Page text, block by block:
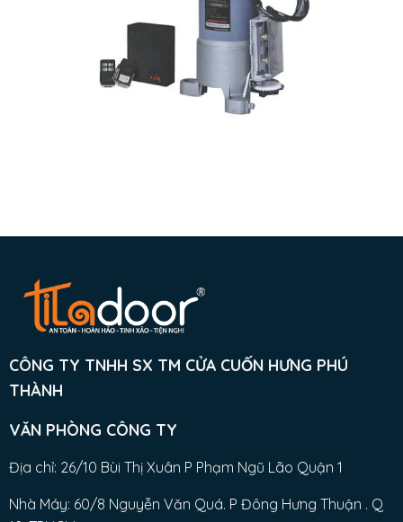
CÔNG TY TNHH SX TM CỬA CUỐN HƯNG PHÚ
THÀNH
VĂN PHÒNG CÔNG TY
Địa chỉ: 26/10 Bùi Thị Xuân P Phạm Ngũ Lão Quận 1
Nhà Máy: 60/8 Nguyễn Văn Quá. P Đông Hưng Thuận . Q